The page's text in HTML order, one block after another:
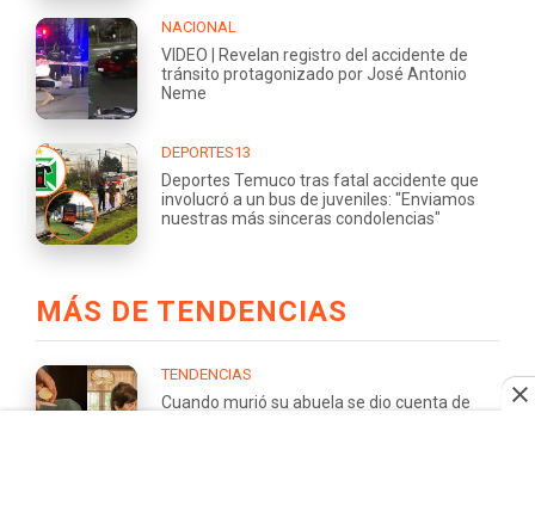
NACIONAL
VIDEO | Revelan registro del accidente de
tránsito protagonizado por José Antonio
Neme
DEPORTES13
Deportes Temuco tras fatal accidente que
involucró a un bus de juveniles: "Enviamos
nuestras más sinceras condolencias"
MÁS DE TENDENCIAS
TENDENCIAS
Cuando murió su abuela se dio cuenta de